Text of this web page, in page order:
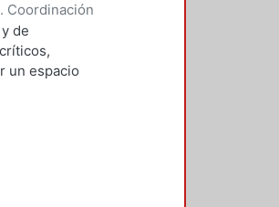
Coordinación
de
un espacio